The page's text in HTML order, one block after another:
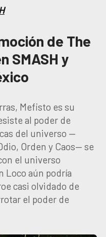
de The
SMASH y
Mefisto es su
al poder de
del universo —
Orden y Caos— se
el universo
Loco aún podría
casi olvidado de
el poder de